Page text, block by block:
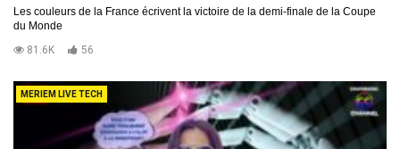
Les couleurs de la France écrivent la victoire de la demi-finale de la Coupe
du Monde
81.6K
56
MERIEM LIVE TECH